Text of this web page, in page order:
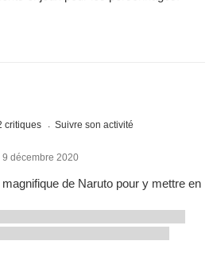
critiques Suivre son activité
9 décembre 2020
de Naruto pour y mettre en